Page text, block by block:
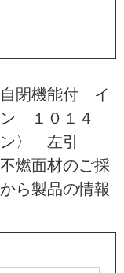
閉機能付 イ
１０１４
ン〉 左引
燃面材のご採
ら製品の情報